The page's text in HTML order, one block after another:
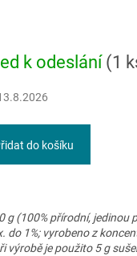
k odeslání (1
do košíku
g (100% přírodní, jedinou
do 1%; vyrobeno z
výrobě je použito 5 g